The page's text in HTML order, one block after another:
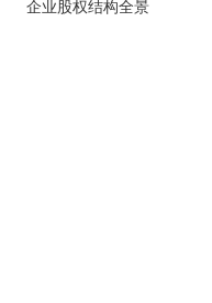
企业股权结构全景